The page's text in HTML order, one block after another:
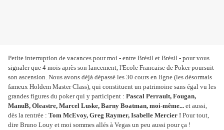
Petite interruption de vacances pour moi - entre Brésil et Brésil - pour vous
signaler que 4 mois après son lancement, l'Ecole Francaise de Poker poursuit
son ascension. Nous avons déjà dépassé les 30 cours en ligne (les désormais
fameux Holdem Master Class), qui constituent un patrimoine sans égal vu les
grandes figures du poker qui y participent : Pascal Perrault, Fougan,
ManuB, Oleastre, Marcel Luske, Barny Boatman, moi-même... et aussi,
dès la rentrée : Tom McEvoy, Greg Raymer, Isabelle Mercier ! Pour tout,
dire Bruno Louy et moi sommes allés à Vegas un peu aussi pour ça !